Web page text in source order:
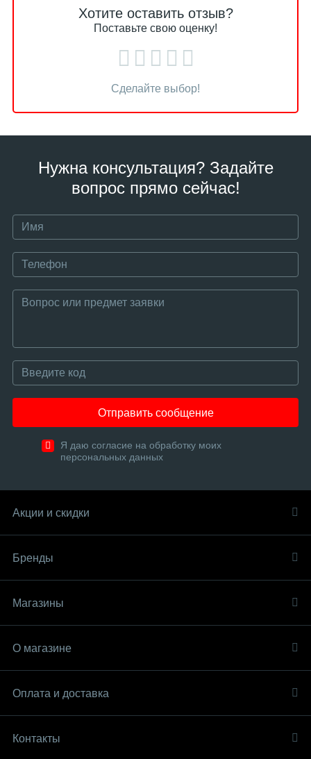
Хотите оставить отзыв?
Поставьте свою оценку!
Сделайте выбор!
Нужна консультация? Задайте
вопрос прямо сейчас!
Отправить сообщение
Я даю согласие на обработку моих
персональных данных
Акции и скидки
Бренды
Магазины
О магазине
Оплата и доставка
Контакты